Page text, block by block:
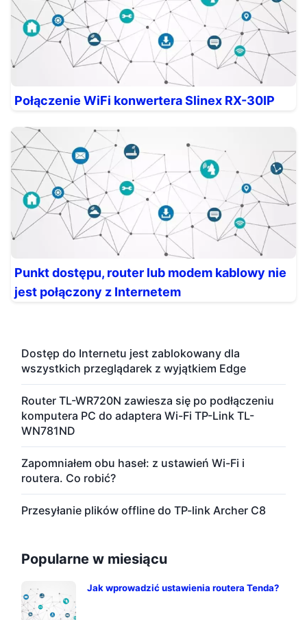
Połączenie WiFi konwertera Slinex RX-30IP
Punkt dostępu, router lub modem kablowy nie
jest połączony z Internetem
Dostęp do Internetu jest zablokowany dla
wszystkich przeglądarek z wyjątkiem Edge
Router TL-WR720N zawiesza się po podłączeniu
komputera PC do adaptera Wi-Fi TP-Link TL-
WN781ND
Zapomniałem obu haseł: z ustawień Wi-Fi i
routera. Co robić?
Przesyłanie plików offline do TP-link Archer C8
Popularne w miesiącu
Jak wprowadzić ustawienia routera Tenda?